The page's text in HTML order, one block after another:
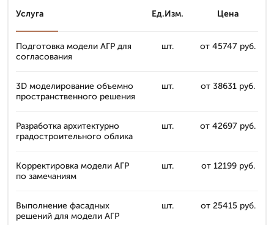
Услуга Ед.Изм. Цена
Подготовка модели АГР для
согласования
шт. от 45747 руб.
3D моделирование объемно
пространственного решения
шт. от 38631 руб.
Разработка архитектурно
градостроительного облика
шт. от 42697 руб.
Корректировка модели АГР
по замечаниям
шт. от 12199 руб.
Выполнение фасадных
решений для модели АГР
шт. от 25415 руб.